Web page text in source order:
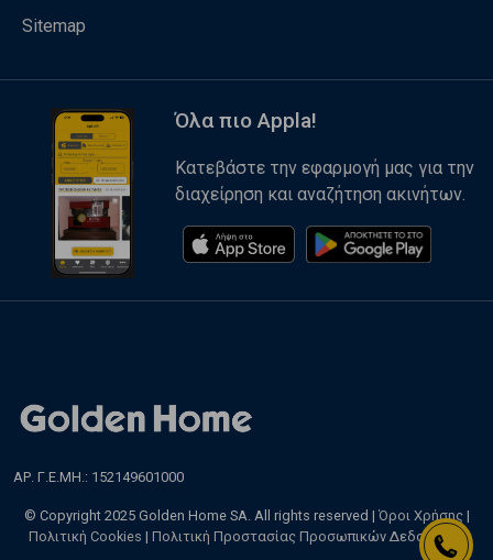
Sitemap
Όλα πιο Appla!
Κατεβάστε την εφαρμογή μας για την
διαχείρηση και αναζήτηση ακινήτων.
ΑΡ. Γ.Ε.ΜΗ.: 152149601000
© Copyright 2025 Golden Home SA. All rights reserved | Όροι Χρήσης |
Πολιτική Cookies | Πολιτική Προστασίας Προσωπικών Δεδομένων